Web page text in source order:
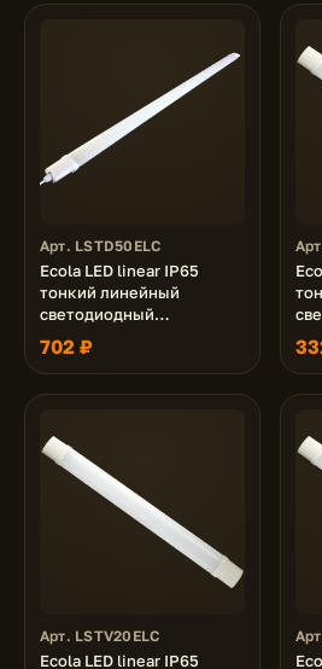
Арт. LSTD50ELC
Ecola LED linear IP65
тонкий линейный
светодиодный
светильник (замена ЛПО)
50W 220V 6500K
1500x56x32
702 ₽
Арт. LSTV20ELC
Ecola LED linear IP65